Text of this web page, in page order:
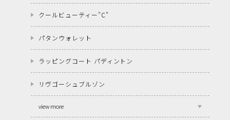
クールビューティー"C"
パタンウォレット
ラッピングコート パディントン
リヴゴーシュブルゾン
view more